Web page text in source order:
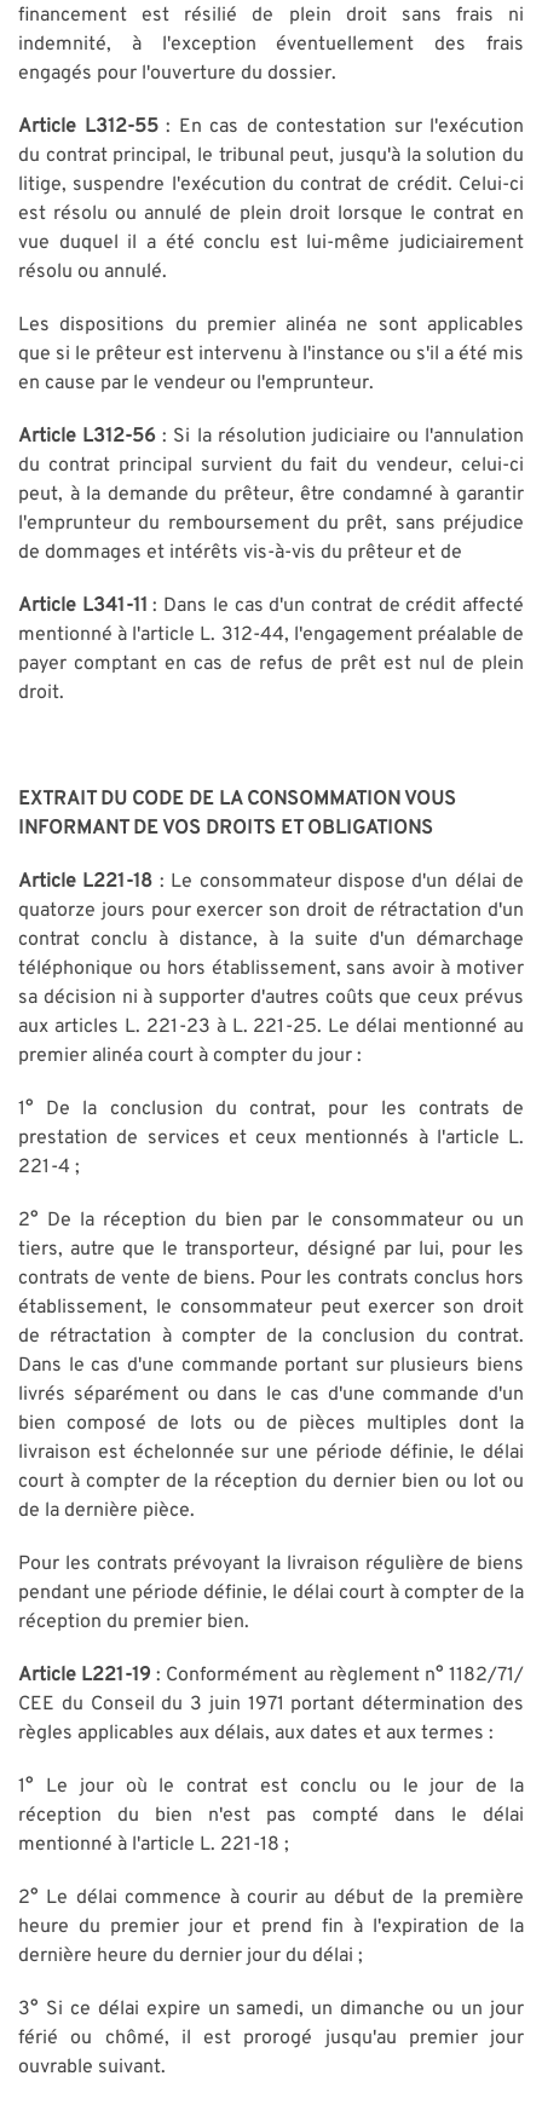
financement est résilié de plein droit sans frais ni
indemnité, à l'exception éventuellement des frais
engagés pour l'ouverture du dossier.
Article L312-55: En cas de contestation sur l'exécution
du contrat principal, le tribunal peut, jusqu'à la solution du
litige, suspendre l'exécution du contrat de crédit. Celui-ci
est résolu ou annulé de plein droit lorsque le contrat en
vue duquel il a été conclu est lui-même judiciairement
résolu ou annulé.
Les dispositions du premier alinéa ne sont applicables
que si le prêteur est intervenu à l'instance ou s'il a été mis
en cause par le vendeur ou l'emprunteur.
Article L312-56 : Si la résolution judiciaire ou l'annulation
du contrat principal survient du fait du vendeur, celui-ci
peut, à la demande du prêteur, être condamné à garantir
l'emprunteur du remboursement du prêt, sans préjudice
de dommages et intérêts vis-à-vis du prêteur et de
Article L341-11 : Dans le cas d'un contrat de crédit affecté
mentionné à l'article L. 312-44, l'engagement préalable de
payer comptant en cas de refus de prêt est nul de plein
droit.
EXTRAIT DU CODE DE LA CONSOMMATION VOUS
INFORMANT DE VOS DROITS ET OBLIGATIONS
Article L221-18 : Le consommateur dispose d'un délai de
quatorze jours pour exercer son droit de rétractation d'un
contrat conclu à distance, à la suite d'un démarchage
téléphonique ou hors établissement, sans avoir à motiver
sa décision ni à supporter d'autres coûts que ceux prévus
aux articles L. 221-23 à L. 221-25. Le délai mentionné au
premier alinéa court à compter du jour :
1° De la conclusion du contrat, pour les contrats de
prestation de services et ceux mentionnés à l'article L.
221-4 ;
2° De la réception du bien par le consommateur ou un
tiers, autre que le transporteur, désigné par lui, pour les
contrats de vente de biens. Pour les contrats conclus hors
établissement, le consommateur peut exercer son droit
de rétractation à compter de la conclusion du contrat.
Dans le cas d'une commande portant sur plusieurs biens
livrés séparément ou dans le cas d'une commande d'un
bien composé de lots ou de pièces multiples dont la
livraison est échelonnée sur une période définie, le délai
court à compter de la réception du dernier bien ou lot ou
de la dernière pièce.
Pour les contrats prévoyant la livraison régulière de biens
pendant une période définie, le délai court à compter de la
réception du premier bien.
Article L221-19 : Conformément au règlement n° 1182/71/
CEE du Conseil du 3 juin 1971 portant détermination des
règles applicables aux délais, aux dates et aux termes :
1° Le jour où le contrat est conclu ou le jour de la
réception du bien n'est pas compté dans le délai
mentionné à l'article L. 221-18 ;
2° Le délai commence à courir au début de la première
heure du premier jour et prend fin à l'expiration de la
dernière heure du dernier jour du délai ;
3° Si ce délai expire un samedi, un dimanche ou un jour
férié ou chômé, il est prorogé jusqu'au premier jour
ouvrable suivant.